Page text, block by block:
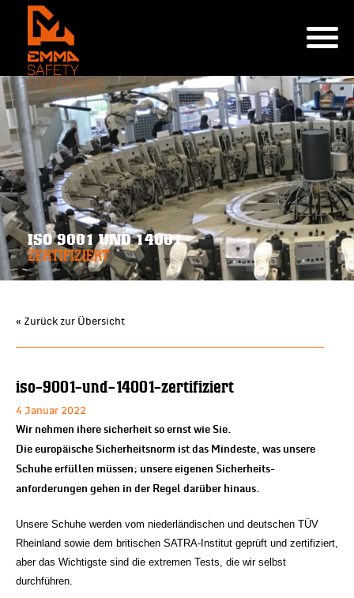
ISO 9001 UND 14001
ZERTIFIZIERT
« Zurück zur Übersicht
iso-9001-und-14001-zertifiziert
4 Januar 2022
Wir nehmen ihere sicherheit so ernst wie Sie.
Die europäische Sicherheitsnorm ist das Mindeste, was unsere
Schuhe erfüllen müssen; unsere eigenen Sicherheits-
anforderungen gehen in der Regel darüber hinaus.
Unsere Schuhe werden vom niederländischen und deutschen TÜV
Rheinland sowie dem britischen SATRA-Institut geprüft und zertifiziert,
aber das Wichtigste sind die extremen Tests, die wir selbst
durchführen.